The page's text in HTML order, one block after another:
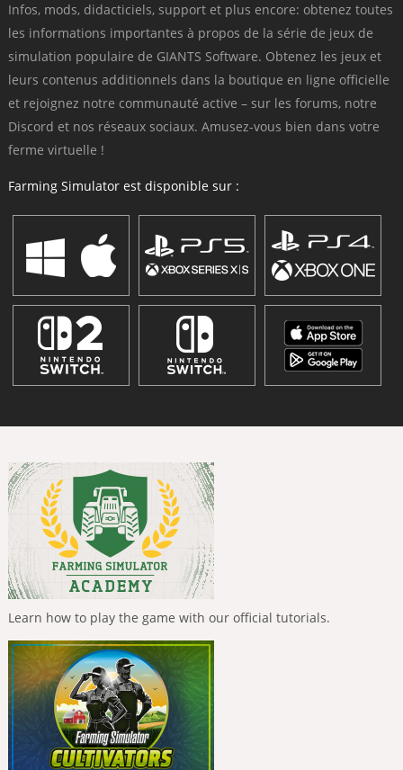
Infos, mods, didacticiels, support et plus encore: obtenez toutes
les informations importantes à propos de la série de jeux de
simulation populaire de GIANTS Software. Obtenez les jeux et
leurs contenus additionnels dans la boutique en ligne officielle
et rejoignez notre communauté active – sur les forums, notre
Discord et nos réseaux sociaux. Amusez-vous bien dans votre
ferme virtuelle !
Farming Simulator est disponible sur :
Learn how to play the game with our official tutorials.